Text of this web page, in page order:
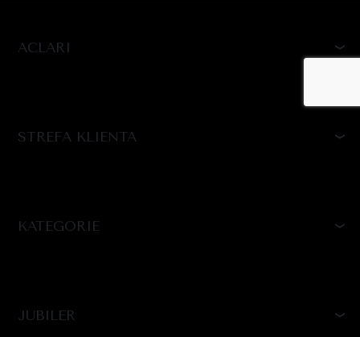
ACLARI
STREFA KLIENTA
KATEGORIE
JUBILER